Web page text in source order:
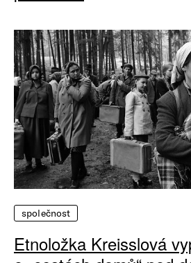
společnost
Etnoložka Kreisslová